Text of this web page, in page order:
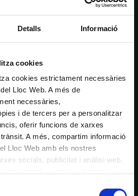
Detalls Informació
cookies
cookies estrictament necessàries
Lloc Web. A més de
necessàries,
i de tercers per a personalitzar
oferir funcions de xarxes
A més, compartim informació
Lloc Web amb els nostres
socials, publicitat i anàlisi web,